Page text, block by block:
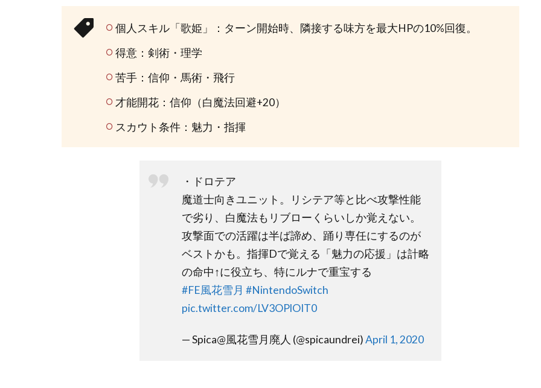
育
成
個人スキル「歌姫」：ターン開始時、隣接する味方を最大HPの10%回復。
得意：剣術・理学
苦手：信仰・馬術・飛行
才能開花：信仰（白魔法回避+20）
スカウト条件：魅力・指揮
・ドロテア
魔道士向きユニット。リシテア等と比べ攻撃性能
で劣り、白魔法もリブローくらいしか覚えない。
攻撃面での活躍は半ば諦め、踊り専任にするのが
ベストかも。指揮Dで覚える「魅力の応援」は計略
の命中↑に役立ち、特にルナで重宝する
#FE風花雪月 #NintendoSwitch
pic.twitter.com/LV3OPlOIT0
— Spica@風花雪月廃人 (@spicaundrei)April 1, 2020